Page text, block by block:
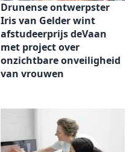
Drunense ontwerpster
Iris van Gelder wint
afstudeerprijs deVaan
met project over
onzichtbare onveiligheid
van vrouwen